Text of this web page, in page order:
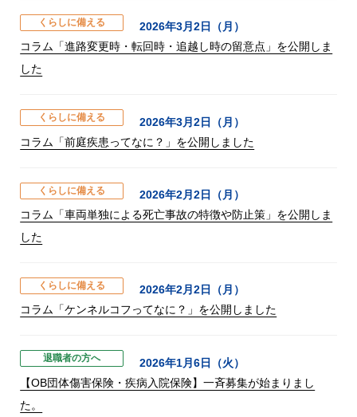
くらしに備える
2026年3月2日（月）
コラム「進路変更時・転回時・追越し時の留意点」を公開しま
した
くらしに備える
2026年3月2日（月）
コラム「前庭疾患ってなに？」を公開しました
くらしに備える
2026年2月2日（月）
コラム「車両単独による死亡事故の特徴や防止策」を公開しま
した
くらしに備える
2026年2月2日（月）
コラム「ケンネルコフってなに？」を公開しました
退職者の方へ
2026年1月6日（火）
【OB団体傷害保険・疾病入院保険】一斉募集が始まりまし
た。